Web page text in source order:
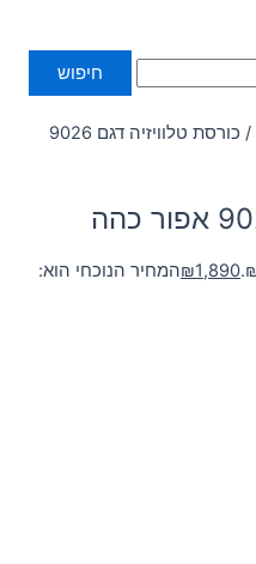
חיפוש
/ כורסת טלוויזיה דגם 9026
₪1,890
המחיר הנוכחי הוא: